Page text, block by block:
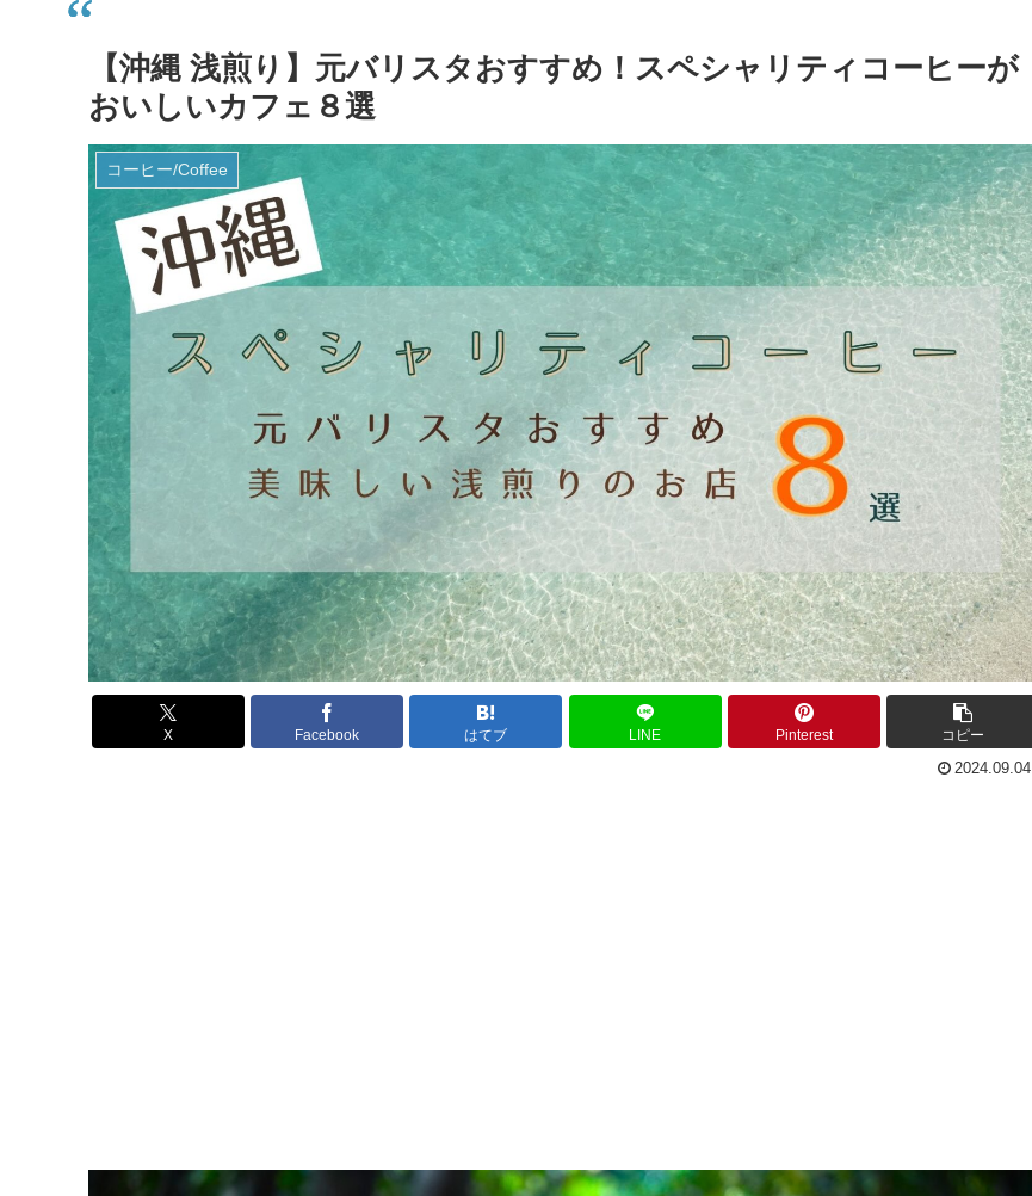
【沖縄 浅煎り】元バリスタおすすめ！スペシャリティコーヒーが
おいしいカフェ８選
コーヒー/Coffee
X Facebook はてブ LINE Pinterest コピー
2024.09.04